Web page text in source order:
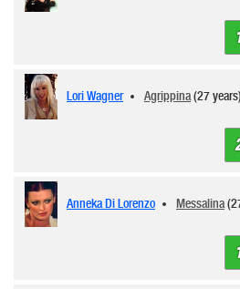
Lori Wagner Agrippina(27 years)
Anneka Di Lorenzo Messalina